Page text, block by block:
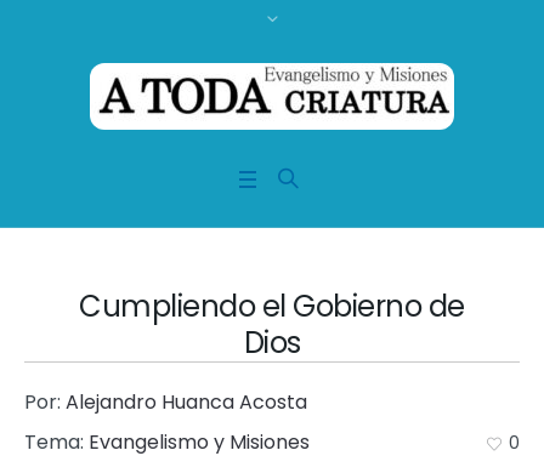
Cumpliendo el Gobierno de
Dios
Por: Alejandro Huanca Acosta
Tema: Evangelismo y Misiones 0